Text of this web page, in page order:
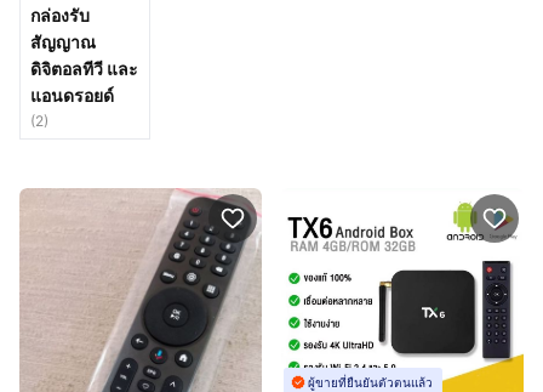
กล่องรับ
สัญญาณ
ดิจิตอลทีวี และ
แอนดรอยด์
(2)
ผู้ขายที่ยืนยันตัวตนแล้ว